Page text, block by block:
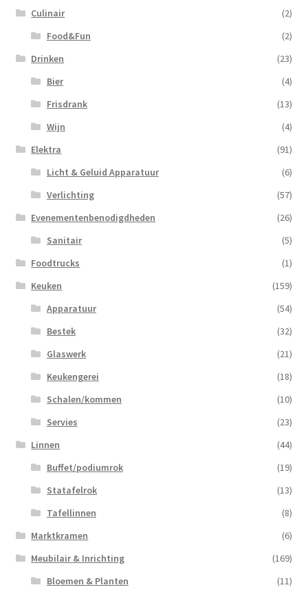
Culinair
(2)
Food&Fun
(2)
Drinken
(23)
Bier
(4)
Frisdrank
(13)
Wijn
(4)
Elektra
(91)
Licht & Geluid Apparatuur
(6)
Verlichting
(57)
Evenementenbenodigdheden
(26)
Sanitair
(5)
Foodtrucks
(1)
Keuken
(159)
Apparatuur
(54)
Bestek
(32)
Glaswerk
(21)
Keukengerei
(18)
Schalen/kommen
(10)
Servies
(23)
Linnen
(44)
Buffet/podiumrok
(19)
Statafelrok
(13)
Tafellinnen
(8)
Marktkramen
(6)
Meubilair & Inrichting
(169)
Bloemen & Planten
(11)